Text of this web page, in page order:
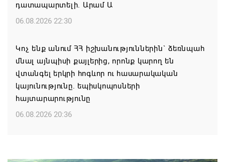
դատապարտելի. Արամ Ա
06.08.2026 22:30
Կոչ ենք անում ՀՀ իշխանություններին` ձեռնպահ
մնալ այնպիսի քայլերից, որոնք կարող են
վտանգել երկրի հոգևոր ու հասարակական
կայունությունը. եպիսկոպոսների
հայտարարությունը
06.08.2026 20:36